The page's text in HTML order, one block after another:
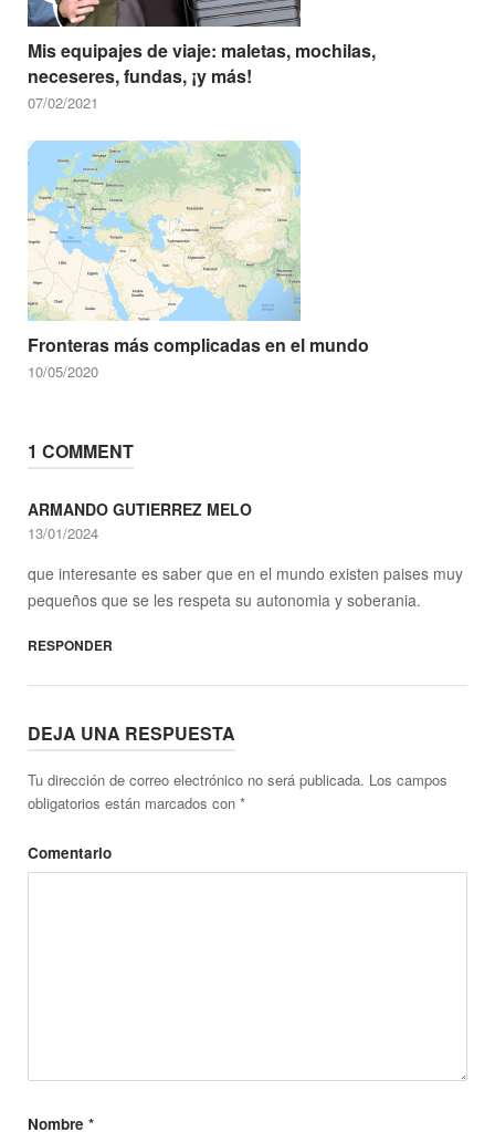
Mis equipajes de viaje: maletas, mochilas,
neceseres, fundas, ¡y más!
07/02/2021
Fronteras más complicadas en el mundo
10/05/2020
1 COMMENT
ARMANDO GUTIERREZ MELO
13/01/2024
que interesante es saber que en el mundo existen paises muy
pequeños que se les respeta su autonomia y soberania.
RESPONDER
DEJA UNA RESPUESTA
Tu dirección de correo electrónico no será publicada. Los campos
obligatorios están marcados con *
Comentario
Nombre *